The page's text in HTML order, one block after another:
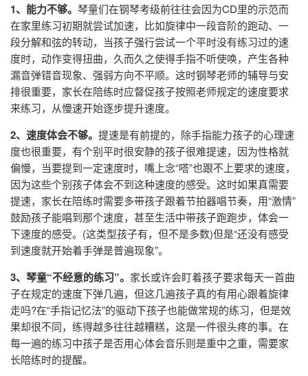
1、能力不够。 琴童们在钢琴考级前往往会因为CD里的示范而
在家里练习初期就尝试加速，比如旋律中一段音阶的跑动、一
段分解和弦的转动，当孩子强行尝试一个平时没有练习过的速
度时，动作变得扭曲，久而久之使得手指不听使唤，产生各种
漏音弹错音现象、强弱方向不平顺。这时钢琴老师的辅导与安
排很重要，家长在陪练时应督促孩子按照老师规定的速度要求
来练习，从慢速开始逐步提升速度。
2、速度体会不够。 提速是有前提的，除手指能力孩子的心理速
度也很重要，有个别平时很安静的孩子很难提速，因为性格就
偏慢，当要提到一定速度时，嘴上念“嗒”也跟不上要求的速度，
因为这些个别孩子体会不到这种速度的感受。这时如果真需要
提速，家长在陪练时需要多带孩子跟着节拍器唱节奏，用“激情”
鼓励孩子能唱到那个速度，甚至生活中带孩子跑跑步，体会一
下速度的感受。(这类型孩子有，但不是多数)但是“还没有感受
到速度就开始着手弹是普遍现象”。
3、琴童“不经意的练习”。 家长或许会盯着孩子要求每天一首曲
子在规定的速度下弹几遍，但这几遍孩子真的有用心跟着旋律
走吗?在“手指记忆法”的驱动下孩子也能做常规的练习，但是效
果却很不同，练得越多往往越糟糕，这是一件很头疼的事。在
每一遍的练习中孩子是否用心体会音乐则是重中之重，需要家
长陪练时的提醒。